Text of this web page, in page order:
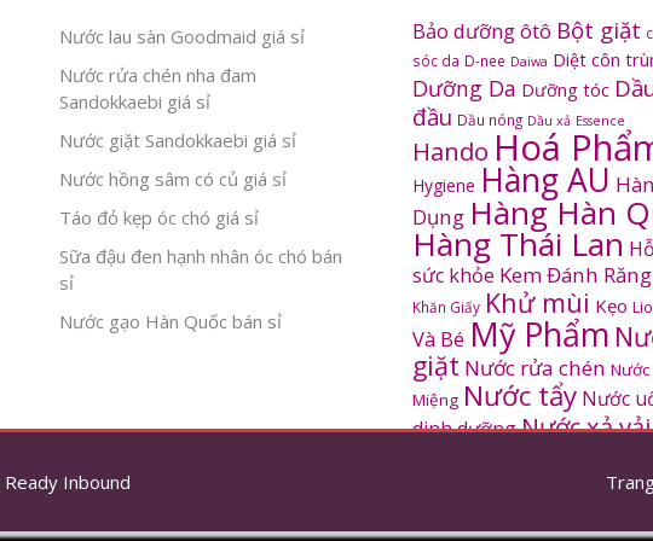
Nước lau sàn Goodmaid giá sỉ
Nước rửa chén nha đam
Sandokkaebi giá sỉ
Nước giặt Sandokkaebi giá sỉ
Nước hồng sâm có củ giá sỉ
Táo đỏ kẹp óc chó giá sỉ
Sữa đậu đen hạnh nhân óc chó bán
sỉ
Nước gạo Hàn Quốc bán sỉ
Bảo dưỡng ôtô Bột giặt
sóc da D-nee Daiwa Diệt côn
Dưỡng Da Dưỡng tóc
đầu Dầu nóng Dầu xả Essence
Hando Hoá
Hygiene Hàng AU
Dụng Hàng Hàn
Hàng Thái Lan
sức khỏe Kem Đánh Răng
Khăn Giấy Khử mùi Kẹo
Và Bé Mỹ Phẩm
giặt Nước rửa chén Nước
Miệng Nước tẩy Nước
dinh dưỡngNước xả vải
Sâm Hàn Quốc
Ready Inbound